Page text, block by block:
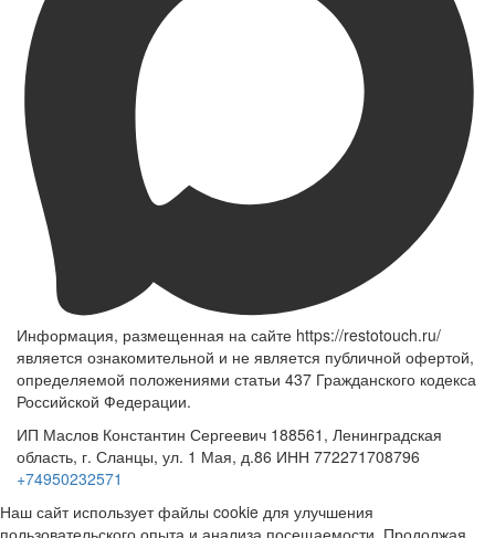
Информация, размещенная на сайте https://restotouch.ru/
является ознакомительной и не является публичной офертой,
определяемой положениями статьи 437 Гражданского кодекса
Российской Федерации.
ИП Маслов Константин Сергеевич 188561, Ленинградская
область, г. Сланцы, ул. 1 Мая, д.86 ИНН 772271708796
+74950232571
Наш сайт использует файлы cookie для улучшения
пользовательского опыта и анализа посещаемости. Продолжая